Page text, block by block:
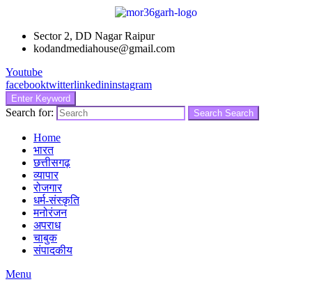
Sector 2, DD Nagar Raipur
kodandmediahouse@gmail.com
Youtube
facebooktwitterlinkedininstagram
Enter Keyword
Search for: Search Search
Home
भारत
छत्तीसगढ़
व्यापार
रोजगार
धर्म-संस्कृति
मनोरंजन
अपराध
चाबुक
संपादकीय
Menu